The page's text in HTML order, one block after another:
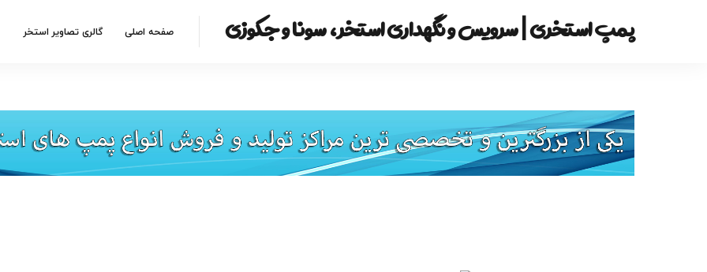
پمپ استخری | سرویس و نگهداری استخر، سونا و جکوزی صفحه اصلی گالری تصاویر استخر